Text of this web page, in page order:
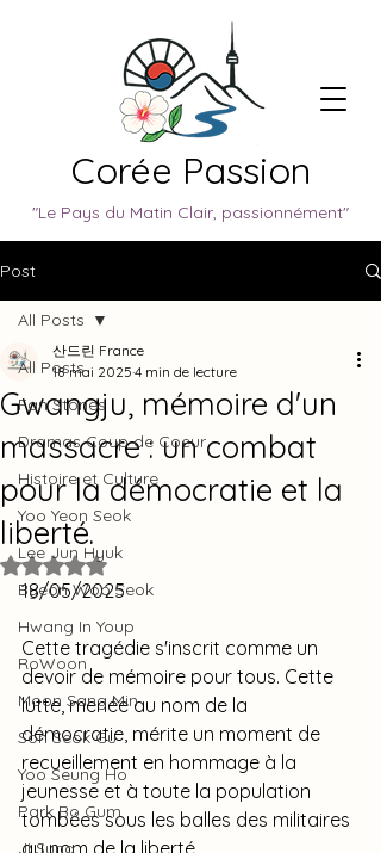
Corée Passion
"Le Pays du Matin Clair, passionnément"
Post
All Posts
Fan Stories
Dramas Coup de Coeur
Histoire et Culture
Yoo Yeon Seok
Lee Jun Hyuk
Byeon Woo Seok
Hwang In Youp
RoWoon
Moon Sang Min
Son Seok Gu
Yoo Seung Ho
Park Bo Gum
Ji Sung
All Posts
Gwangju, mémoire d'un
massacre : un combat
pour la démocratie et la
liberté.
산드린 France
18 mai 2025 4 min de lecture
Noté NaN étoiles sur 5.
18/05/2025
Cette tragédie s'inscrit comme un
devoir de mémoire pour tous. Cette
lutte, menée au nom de la
démocratie, mérite un moment de
recueillement en hommage à la
jeunesse et à toute la population
tombées sous les balles des militaires
au nom de la liberté.